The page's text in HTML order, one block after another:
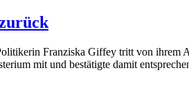
Franziska Giffey tritt von ihrem
mit und bestätigte damit